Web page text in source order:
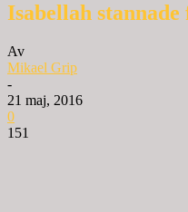
Isabellah
Av
Mikael Grip
-
21 maj, 2016
0
151